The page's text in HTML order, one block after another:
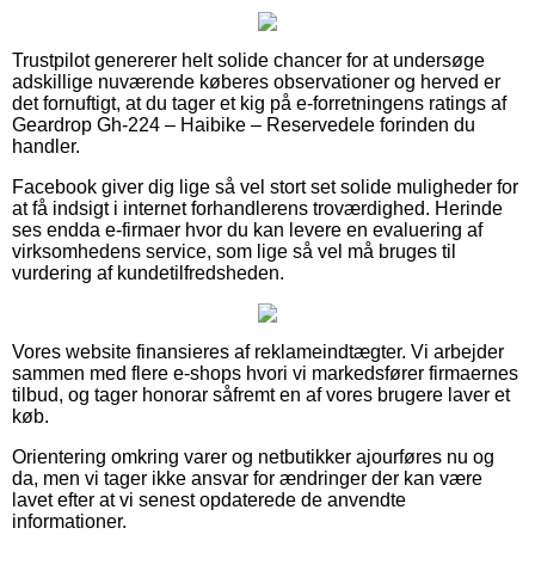
Trustpilot genererer helt solide chancer for at undersøge
adskillige nuværende køberes observationer og herved er
det fornuftigt, at du tager et kig på e-forretningens ratings af
Geardrop Gh-224 – Haibike – Reservedele forinden du
handler.
Facebook giver dig lige så vel stort set solide muligheder for
at få indsigt i internet forhandlerens troværdighed. Herinde
ses endda e-firmaer hvor du kan levere en evaluering af
virksomhedens service, som lige så vel må bruges til
vurdering af kundetilfredsheden.
Vores website finansieres af reklameindtægter. Vi arbejder
sammen med flere e-shops hvori vi markedsfører firmaernes
tilbud, og tager honorar såfremt en af vores brugere laver et
køb.
Orientering omkring varer og netbutikker ajourføres nu og
da, men vi tager ikke ansvar for ændringer der kan være
lavet efter at vi senest opdaterede de anvendte
informationer.